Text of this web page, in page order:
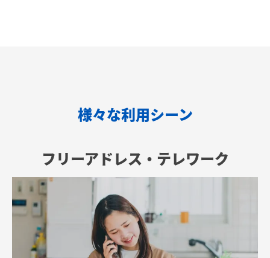
様々な利用シーン
フリーアドレス・テレワーク